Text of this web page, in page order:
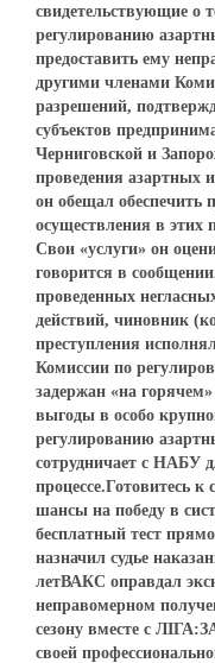
свидетельствующие о
регулированию
предоставить ему
другими членами
разрешений,
субъектов
Черниговской и
проведения азартных
он обещал обеспечить
осуществления в этих
Свои «услуги» он
говорится в
проведенных
действий, чиновник
преступления
Комиссии по
задержан «на
выгоды в особо
регулированию
сотрудничает с НАБУ
процессе.Готовитесь к
шансы на победу в
бесплатный тест
назначил судье
летВАКС оправдал
неправомерном
сезону вместе с
своей